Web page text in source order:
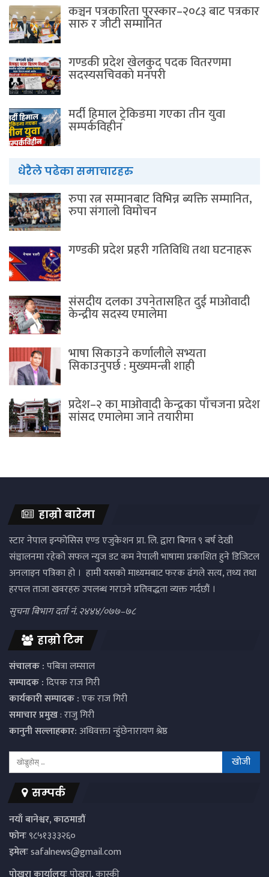
कञ्चन पत्रकारिता पुरस्कार–२०८३ बाट पत्रकार
सारु र जीटी सम्मानित
गण्डकी प्रदेश खेलकुद पदक वितरणमा
सदस्यसचिवकाे मनपरी
मर्दी हिमाल ट्रेकिङमा गएका तीन युवा
सम्पर्कविहीन
धेरैले पढेका समाचारहरु
रुपा रत्न सम्मानबाट विभिन्न ब्यक्ति सम्मानित,
रुपा संगालो विमोचन
गण्डकी प्रदेश प्रहरी गतिविधि तथा घटनाहरू
संसदीय दलका उपनेतासहित दुई माओवादी
केन्द्रीय सदस्य एमालेमा
भाषा सिकाउने कर्णालीले सभ्यता
सिकाउनुपर्छ : मुख्यमन्त्री शाही
प्रदेश–२ का माओवादी केन्द्रका पाँचजना प्रदेश
सांसद एमालेमा जाने तयारीमा
हाम्रो बारेमा
स्टार नेपाल इन्फोसिस एण्ड एजुकेशन प्रा. लि. द्वारा बिगत ९ बर्ष देखी
संञ्चालनमा रहेको सफल न्युज डट कम नेपाली भाषामा प्रकाशित हुने डिजिटल
अनलाइन पत्रिका हो । हामी यसको माध्यमबाट फरक ढंगले सत्य, तथ्य तथा
हरपल ताजा खवरहरु उपलब्ध गराउने प्रतिवद्धता व्यक्त गर्दछौं ।
सुचना बिभाग दर्ता नं. २४४४/०७७–७८
हाम्रो टिम
संचालक :पबित्रा लम्साल
सम्पादक :दिपक राज गिरी
कार्यकारी सम्पादक :एक राज गिरी
समाचार प्रमुख: राजु गिरी
कानुनी सल्लाहकार:अधिवक्ता न्हुंछेनारायण श्रेष्ठ
सम्पर्क
नयाँ बानेश्वर, काठमाडौं
फोनः९८५१३३३२६०
इमेलःsafalnews@gmail.com